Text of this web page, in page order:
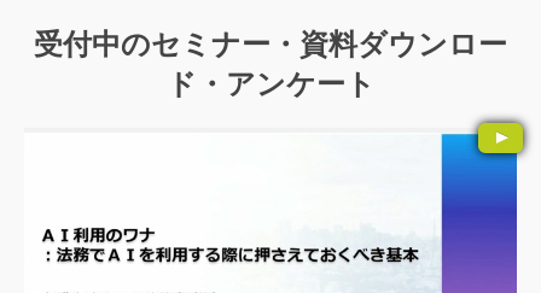
受付中のセミナー・資料ダウンロー
ド・アンケート